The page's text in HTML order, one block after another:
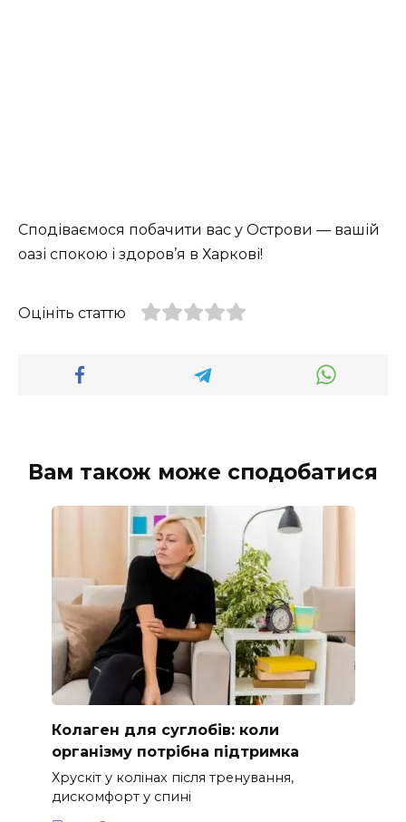
Сподіваємося побачити вас у Острови — вашій
оазі спокою і здоров’я в Харкові!
Оцініть статтю
Вам також може сподобатися
Колаген для суглобів: коли
організму потрібна підтримка
Хрускіт у колінах після тренування,
дискомфорт у спині